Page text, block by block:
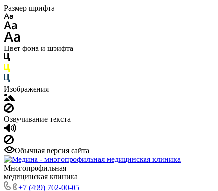
Размер шрифта
Цвет фона и шрифта
Изображения
Озвучивание текста
Обычная версия сайта
Многопрофильная
медицинская клиника
+7 (499) 702-00-05